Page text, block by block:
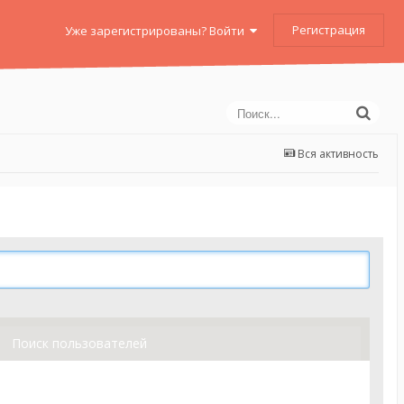
Уже зарегистрированы? Войти Регистрация
Вся активность
Поиск пользователей